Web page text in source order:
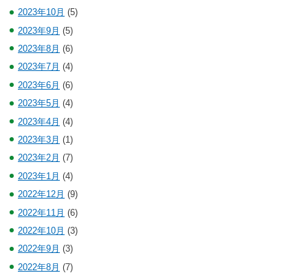
2023年10月 (5)
2023年9月 (5)
2023年8月 (6)
2023年7月 (4)
2023年6月 (6)
2023年5月 (4)
2023年4月 (4)
2023年3月 (1)
2023年2月 (7)
2023年1月 (4)
2022年12月 (9)
2022年11月 (6)
2022年10月 (3)
2022年9月 (3)
2022年8月 (7)